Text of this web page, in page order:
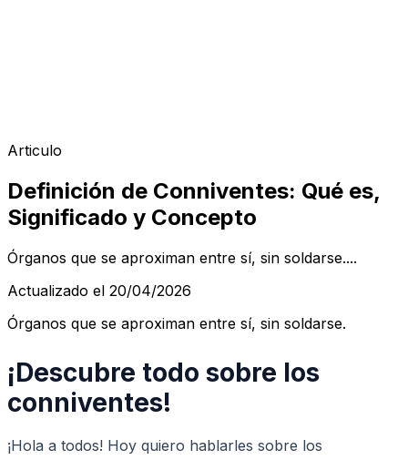
Articulo
Definición de Conniventes: Qué es,
Significado y Concepto
Órganos que se aproximan entre sí, sin soldarse....
Actualizado el 20/04/2026
Órganos que se aproximan entre sí, sin soldarse.
¡Descubre todo sobre los
conniventes!
¡Hola a todos! Hoy quiero hablarles sobre los